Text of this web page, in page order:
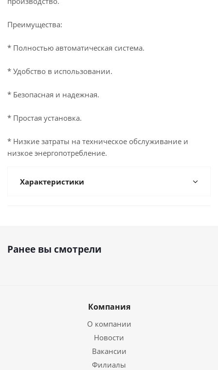
Преимущества:
* Полностью автоматическая система.
* Удобство в использовании.
* Безопасная и надежная.
* Простая установка.
* Низкие затраты на техническое обслуживание и
низкое энергопотребление.
Характеристики
Ранее вы смотрели
Компания
О компании
Новости
Вакансии
Филиалы